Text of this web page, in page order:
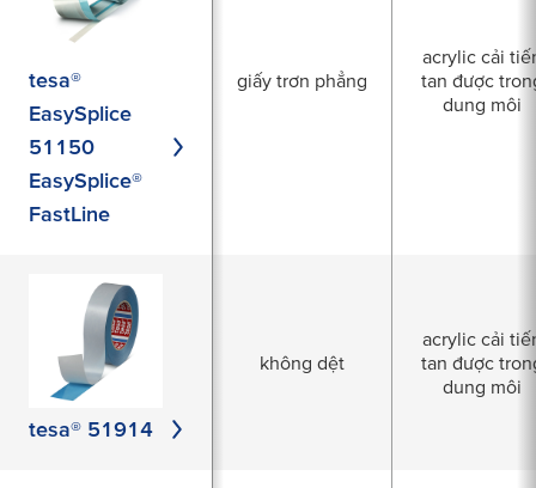
tesa®
EasySplice
51150
EasySplice®
FastLine
giấy trơn phẳng
acrylic cải
tan được
dung môi
tesa® 51914
không dệt
acrylic cải
tan được
dung môi